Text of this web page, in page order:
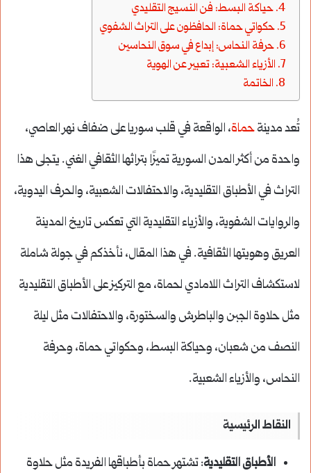
حياكة البسط: فن النسيج التقليدي
حكواتي حماة: الحافظون على التراث الشفوي
حرفة النحاس: إبداع في سوق النحاسين
الأزياء الشعبية: تعبير عن الهوية
الخاتمة
تُعد مدينةحماة، الواقعة في قلب سوريا على ضفاف نهر العاصي،
واحدة من أكثر المدن السورية تميزًا بتراثها الثقافي الغني. يتجلى هذا
التراث في الأطباق التقليدية، والاحتفالات الشعبية، والحرف اليدوية،
والروايات الشفوية، والأزياء التقليدية التي تعكس تاريخ المدينة
العريق وهويتها الثقافية. في هذا المقال، نأخذكم في جولة شاملة
لاستكشاف التراث اللامادي لحماة، مع التركيز على الأطباق التقليدية
مثل حلاوة الجبن والباطرش والسختورة، والاحتفالات مثل ليلة
النصف من شعبان، وحياكة البسط، وحكواتي حماة، وحرفة
النحاس، والأزياء الشعبية.
النقاط الرئيسية
الأطباق التقليدية: تشتهر حماة بأطباقها الفريدة مثل حلاوة